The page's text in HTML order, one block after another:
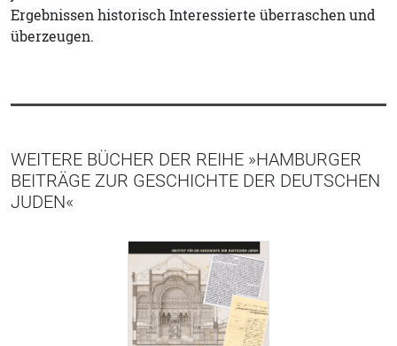
Ergebnissen historisch Interessierte überraschen und
überzeugen.
WEITERE BÜCHER DER REIHE »HAMBURGER
BEITRÄGE ZUR GESCHICHTE DER DEUTSCHEN
JUDEN«